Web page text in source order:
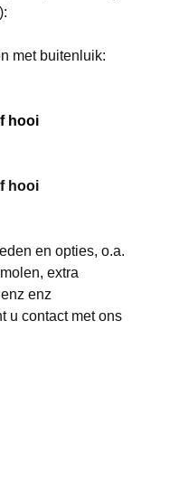
met buitenluik:
hooi
hooi
en opties, o.a.
extra
enz
u contact met ons